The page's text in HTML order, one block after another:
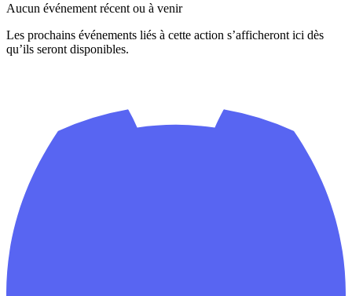
Aucun événement récent ou à venir
Les prochains événements liés à cette action s’afficheront ici dès
qu’ils seront disponibles.